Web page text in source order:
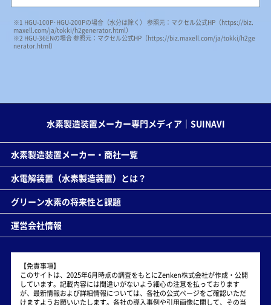
※1 HGU-100P･HGU-200Pの場合（水分は除く） 参照元：マクセル公式HP （https://biz.
maxell.com/ja/tokki/h2generator.html）
※2 HGU-36ENの場合 参照元：マクセル公式HP （https://biz.maxell.com/ja/tokki/h2ge
nerator.html）
水素製造装置メーカー専門メディア｜SUINAVI
水素製造装置メーカー・商社一覧
水電解装置（水素製造装置）とは？
グリーン水素の将来性と課題
運営会社情報
【免責事項】
このサイトは、2025年6月時点の調査をもとにZenken株式会社が作成・公開
しています。記載内容には間違いがないよう細心の注意を払っております
が、最新情報および詳細情報については、各社の公式ページをご確認いただ
けますようお願いいたします。各社の導入事例や引用画像に関して、その当